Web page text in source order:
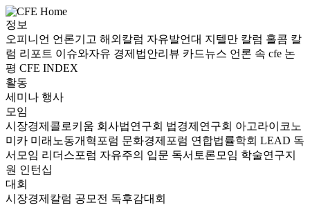
정보
오피니언 언론기고 해외칼럼 자유발언대 지텔만 칼럼 홀콤 칼
럼 리포트 이슈와자유 경제법안리뷰 카드뉴스 언론 속 cfe 논
평 CFE INDEX
활동
세미나 행사
모임
시장경제콜로키움 회사법연구회 법경제연구회 아고라이코노
미카 미래노동개혁포럼 문화경제포럼 연합법률학회 LEAD 독
서모임 리더스포럼 자유주의 입문 독서토론모임 학술연구지
원 인턴십
대회
시장경제칼럼 공모전 독후감대회